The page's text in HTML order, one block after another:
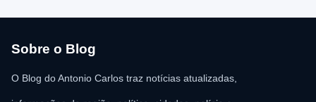
para as providências legais.
Sobre o Blog
O Blog do Antonio Carlos traz notícias atualizadas,